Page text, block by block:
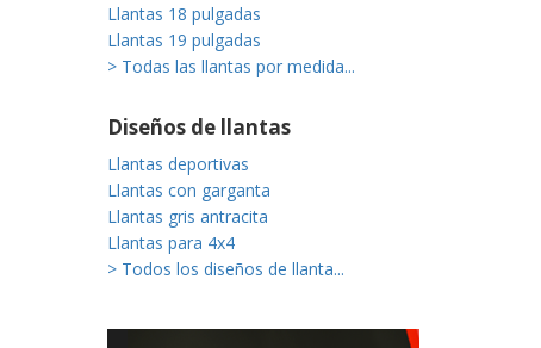
Llantas 18 pulgadas
Llantas 19 pulgadas
> Todas las llantas por medida...
Diseños de llantas
Llantas deportivas
Llantas con garganta
Llantas gris antracita
Llantas para 4x4
> Todos los diseños de llanta...